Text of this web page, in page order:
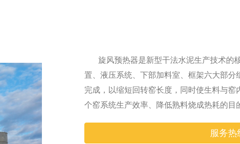
旋风预热器是新型干法水泥生产技术的
置、液压系统、下部加料室、框架六大部
完成，以缩短回转窑长度，同时使生料与
个窑系统生产效率、降低熟料烧成热耗的目
服务热